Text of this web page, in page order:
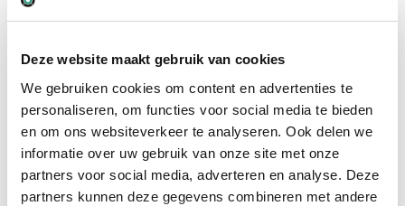
Deze website maakt gebruik van cookies
We gebruiken cookies om content en advertenties te
personaliseren, om functies voor social media te bieden
en om ons websiteverkeer te analyseren. Ook delen we
informatie over uw gebruik van onze site met onze
partners voor social media, adverteren en analyse. Deze
partners kunnen deze gegevens combineren met andere
Snelle levering
Snel naar
Meer informatie
Meer informatie